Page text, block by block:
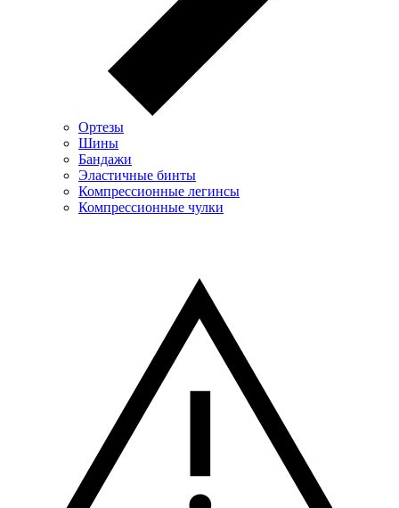
Ортезы
Шины
Бандажи
Эластичные бинты
Компрессионные легинсы
Компрессионные чулки